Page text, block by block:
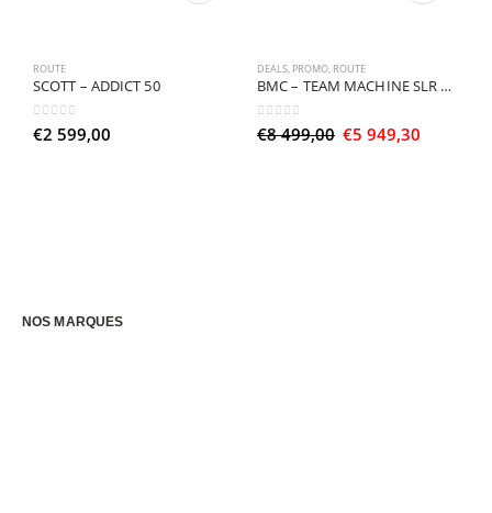
ROUTE
SCOTT – ADDICT 50
0sur 5
€2 599,00
DEALS, PROMO, ROUTE
BMC – TEAM MACHINE SLR 01 FOUR
0sur 5
€8 499,00 Le
€5 949,30
NOS MARQUES